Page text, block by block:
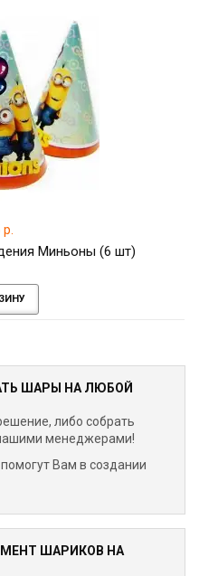
Миньоны (6 шт)
ШАРЫ НА ЛЮБОЙ
либо собрать
менеджерами!
Вам в создании
ШАРИКОВ НА